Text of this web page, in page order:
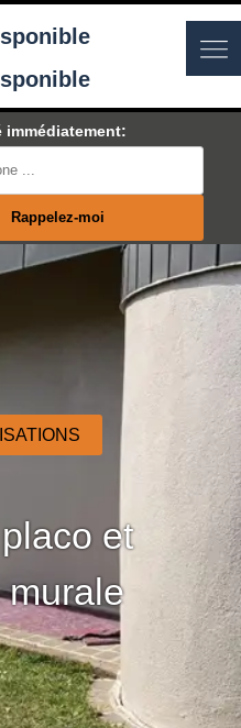
immédiatement:
et